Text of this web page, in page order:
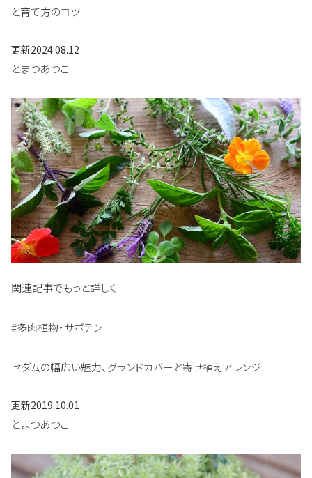
と育て方のコツ
更新2024.08.12
とまつあつこ
関連記事でもっと詳しく
#多肉植物・サボテン
セダムの幅広い魅力、グランドカバーと寄せ植えアレンジ
更新2019.10.01
とまつあつこ